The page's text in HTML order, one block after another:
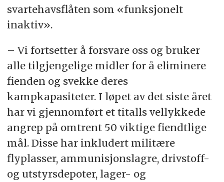
svartehavsflåten som «funksjonelt
inaktiv».
– Vi fortsetter å forsvare oss og bruker
alle tilgjengelige midler for å eliminere
fienden og svekke deres
kampkapasiteter. I løpet av det siste året
har vi gjennomført et titalls vellykkede
angrep på omtrent 50 viktige fiendtlige
mål. Disse har inkludert militære
flyplasser, ammunisjonslagre, drivstoff-
og utstyrsdepoter, lager- og